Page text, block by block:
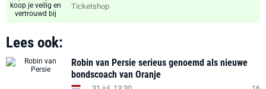
Ticketshop
Lees ook:
Robin van Persie serieus genoemd als nieuwe
bondscoach van Oranje